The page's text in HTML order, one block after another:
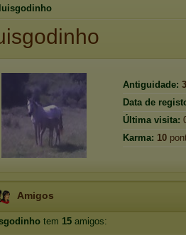
luisgodinho
Antiguidade:
Data de
Última visita:
Karma: 10
Amigos
tem 15 amigos: